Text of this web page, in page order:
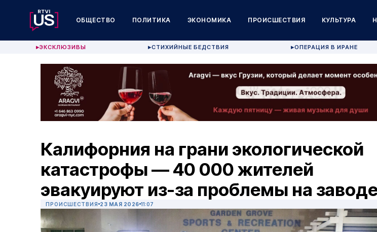
ОБЩЕСТВО ПОЛИТИКА ЭКОНОМИКА ПРОИСШЕСТВИЯ КУЛЬТУРА
▶ЭКСКЛЮЗИВЫ ▶СТИХИЙНЫЕ БЕДСТВИЯ ▶ОПЕРАЦИЯ В ИРАНЕ
Калифорния на грани экологической
катастрофы — 40 000 жителей
эвакуируют из-за проблемы на
ПРОИСШЕСТВИЯ 23 МАЯ 2026 11:07